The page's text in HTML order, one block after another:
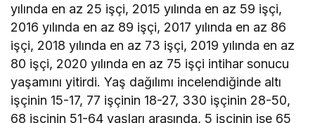
yılında en az 25 işçi, 2015 yılında en az 59 işçi,
2016 yılında en az 89 işçi, 2017 yılında en az 86
işçi, 2018 yılında en az 73 işçi, 2019 yılında en az
80 işçi, 2020 yılında en az 75 işçi intihar sonucu
yaşamını yitirdi. Yaş dağılımı incelendiğinde altı
işçinin 15-17, 77 işçinin 18-27, 330 işçinin 28-50,
68 işçinin 51-64 yaşları arasında, 5 işçinin ise 65